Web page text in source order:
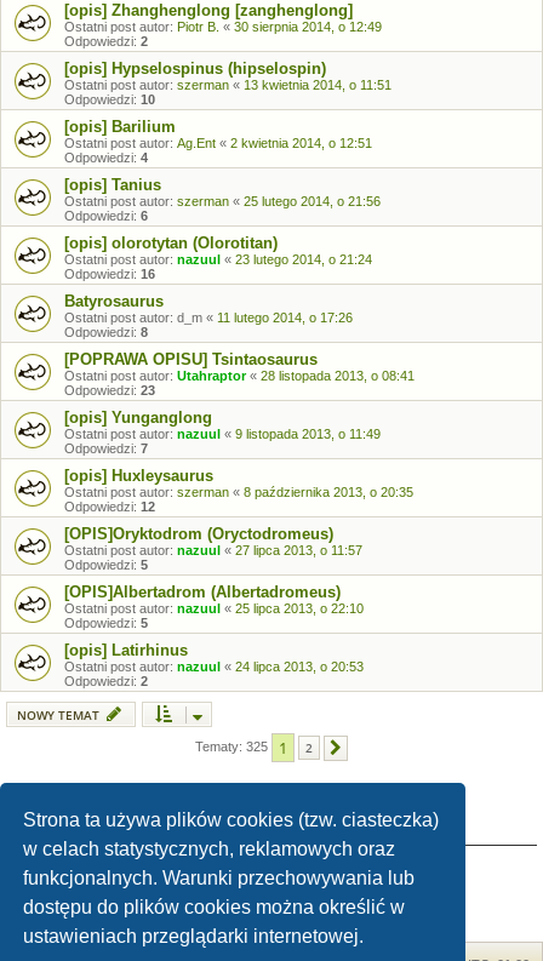
Strona ta używa plików cookies (tzw. ciasteczka)
w celach statystycznych, reklamowych oraz
funkcjonalnych. Warunki przechowywania lub
dostępu do plików cookies można określić w
ustawieniach przeglądarki internetowej.
[opis] Zhanghenglong [zanghenglong]
Ostatni post autor: Piotr B. « 30 sierpnia 2014, o 12:49
Odpowiedzi: 2
[opis] Hypselospinus (hipselospin)
Ostatni post autor: szerman « 13 kwietnia 2014, o 11:51
Odpowiedzi: 10
[opis] Barilium
Ostatni post autor: Ag.Ent « 2 kwietnia 2014, o 12:51
Odpowiedzi: 4
[opis] Tanius
Ostatni post autor: szerman « 25 lutego 2014, o 21:56
Odpowiedzi: 6
[opis] olorotytan (Olorotitan)
Ostatni post autor: nazuul « 23 lutego 2014, o 21:24
Odpowiedzi: 16
Batyrosaurus
Ostatni post autor: d_m « 11 lutego 2014, o 17:26
Odpowiedzi: 8
[POPRAWA OPISU] Tsintaosaurus
Ostatni post autor: Utahraptor« 28 listopada 2013, o 08:41
Odpowiedzi: 23
[opis] Yunganglong
Ostatni post autor: nazuul « 9 listopada 2013, o 11:49
Odpowiedzi: 7
[opis] Huxleysaurus
Ostatni post autor: szerman « 8 października 2013, o 20:35
Odpowiedzi: 12
[OPIS]Oryktodrom (Oryctodromeus)
Ostatni post autor: nazuul « 27 lipca 2013, o 11:57
Odpowiedzi: 5
[OPIS]Albertadrom (Albertadromeus)
Ostatni post autor: nazuul « 25 lipca 2013, o 22:10
Odpowiedzi: 5
[opis] Latirhinus
Ostatni post autor: nazuul « 24 lipca 2013, o 20:53
Odpowiedzi: 2
NOWY TEMAT
Tematy: 325 1 2
TWOJE UPRAWNIENIA NA TYM FORUM
Nie możesztworzyć nowych tematów
Nie możeszodpowiadać w tematach
Nie możesz
zmieniać swoich postów
Nie możeszusuwać swoich postów
Nie możesz
dodawać załączników